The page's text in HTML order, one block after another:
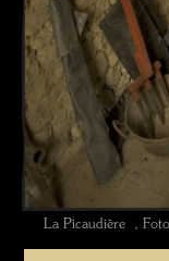
La Picaudière ,